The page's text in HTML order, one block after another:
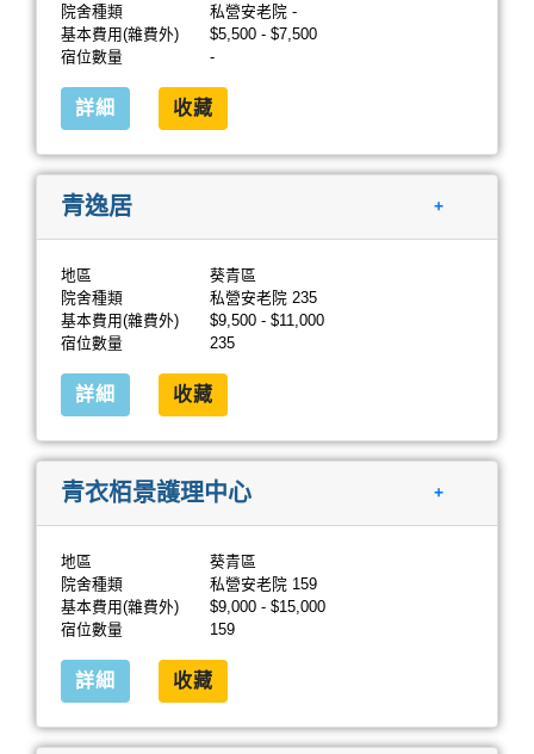
院舍種類
私營安老院 -
基本費用(雜費外)
$5,500 - $7,500
宿位數量
-
詳細 收藏
青逸居 +
地區
葵青區
院舍種類
私營安老院 235
基本費用(雜費外)
$9,500 - $11,000
宿位數量
235
詳細 收藏
青衣栢景護理中心 +
地區
葵青區
院舍種類
私營安老院 159
基本費用(雜費外)
$9,000 - $15,000
宿位數量
159
詳細 收藏